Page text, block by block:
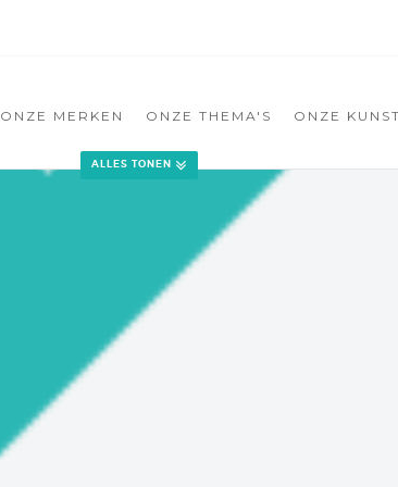
ONZE MERKEN ONZE THEMA'S ONZE
ALLES TONEN